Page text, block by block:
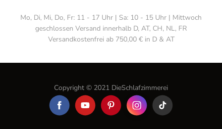
Mo, Di, Mi, Do, Fr: 11 - 17 Uhr | Sa: 10 - 15 Uhr | Mittwoch
geschlossen Versand innerhalb D, AT, CH, NL, FR
Versandkostenfrei ab 750,00 € in D & AT
Copyright © 2021 DieSchlafzimmerei